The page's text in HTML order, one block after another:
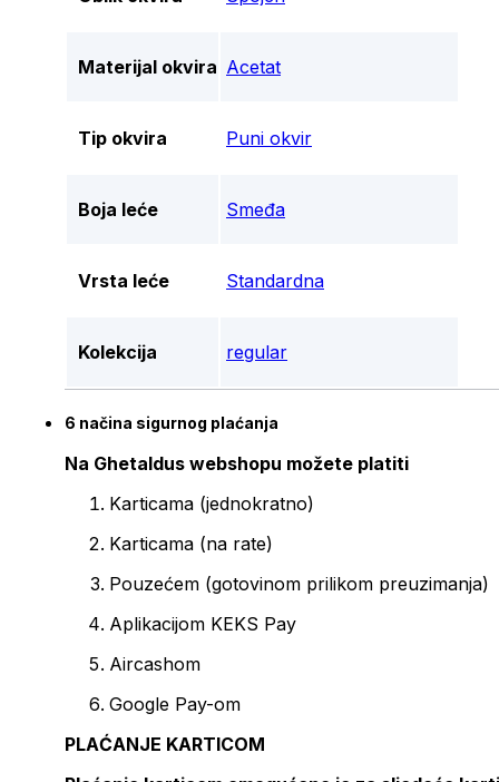
Materijal okvira Acetat
Tip okvira Puni okvir
Boja leće Smeđa
Vrsta leće Standardna
Kolekcija regular
6 načina sigurnog plaćanja
Na Ghetaldus webshopu možete platiti
Karticama (jednokratno)
Karticama (na rate)
Pouzećem (gotovinom prilikom preuzimanja)
Aplikacijom KEKS Pay
Aircashom
Google Pay-om
PLAĆANJE KARTICOM